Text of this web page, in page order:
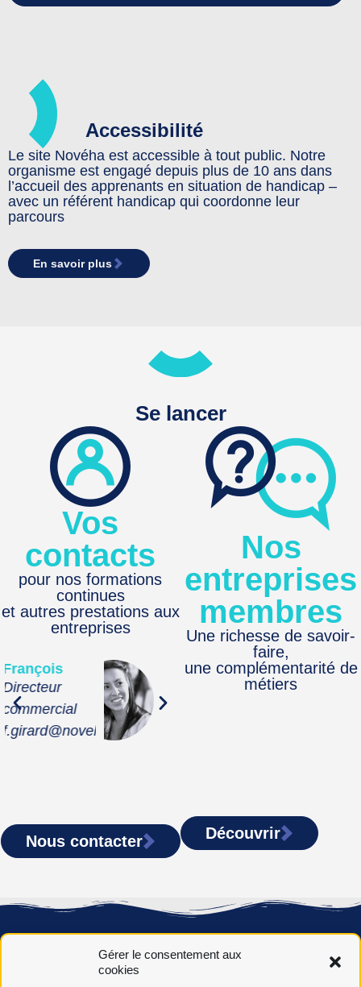
Gérer le consentement aux
cookies
Accessibilité
Le site Novéha est accessible à tout public. Notre
organisme est engagé depuis plus de 10 ans dans
l’accueil des apprenants en situation de handicap –
avec un référent handicap qui coordonne leur
parcours
En savoir plus
Se lancer
Vos
contacts
pour nos formations
continues
et autres prestations aux
entreprises
Renseignements
aux entreprises
c.ropars@noveha.fr
Camille
Responsable
Béatrice
Nous contacter
Nos
entreprises
membres
Une richesse de savoir-
faire,
une complémentarité de
métiers
Découvrir